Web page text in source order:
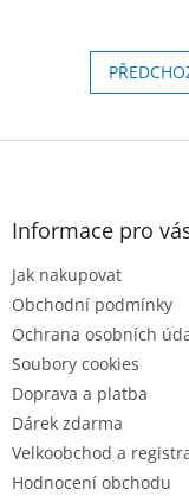
Z
Informace pro
Jak nakupovat
Obchodní podmínky
Ochrana osobních
Soubory cookies
Doprava a platba
Dárek zdarma
Velkoobchod a
Hodnocení obchodu